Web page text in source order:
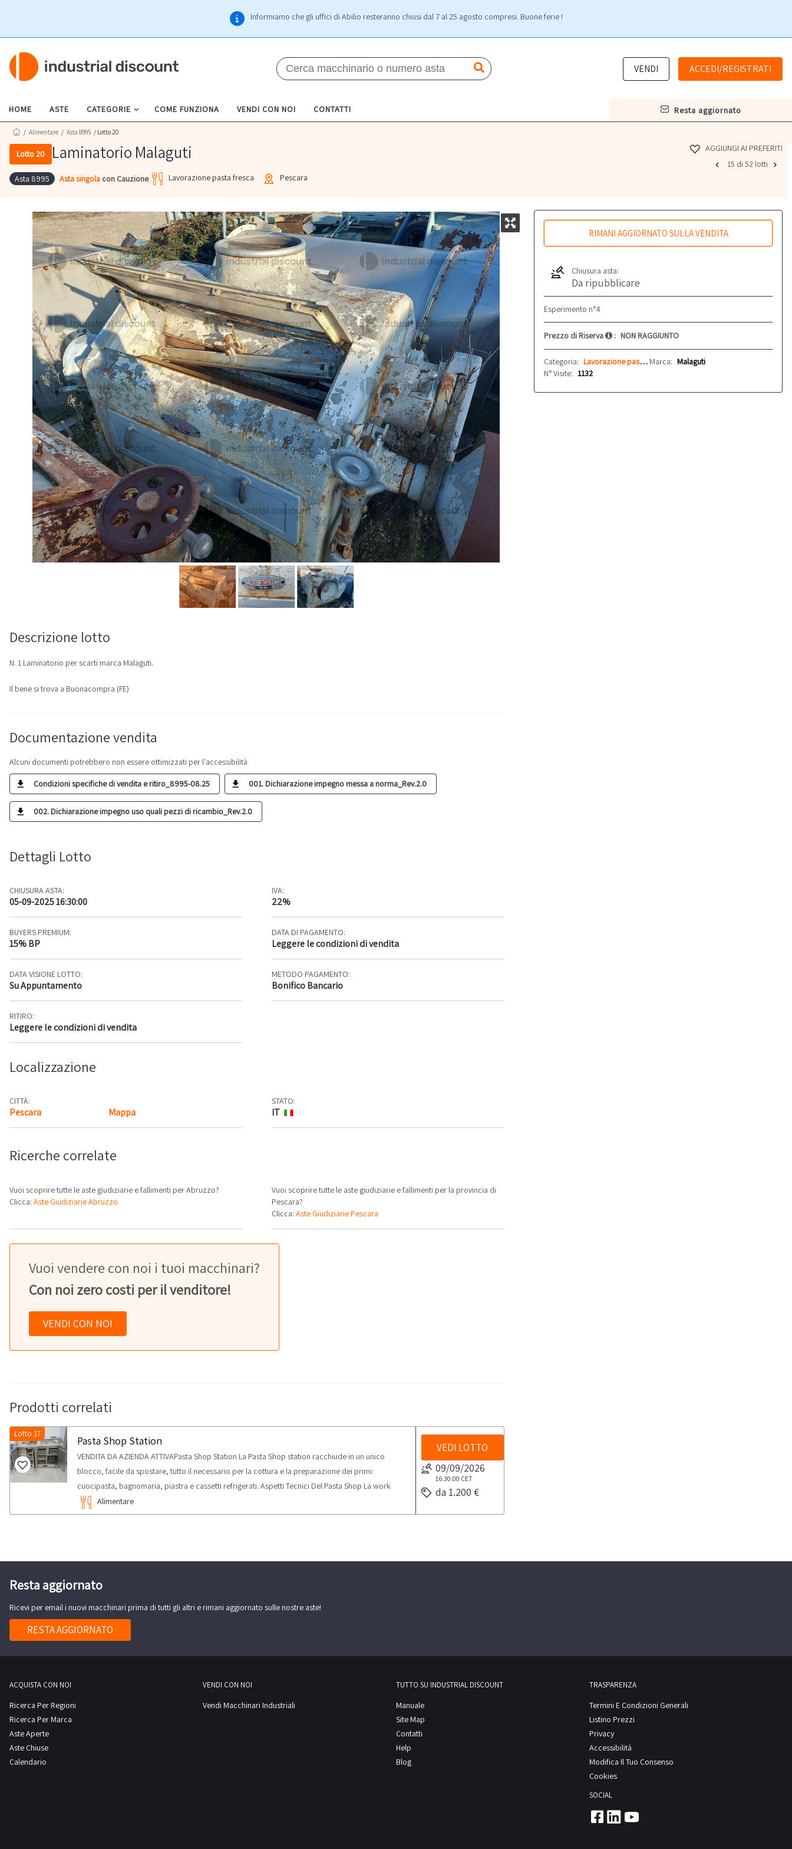
Informiamo che gli uffici di Abilio resteranno chiusi dal 7 al 25 agosto compresi. Buone ferie !
VENDI ACCEDI/REGISTRATI
HOME ASTE CATEGORIE COME FUNZIONA VENDI CON NOI CONTATTI resta aggiornato
/ Alimentare / Asta 8995 / Lotto 20
Lotto 20 Laminatorio Malaguti
Asta 8995 Asta singola con Cauzione Lavorazione pasta fresca Pescara
AGGIUNGI AI PREFERITI
15 di 52 lotti
RIMANI AGGIORNATO SULLA VENDITA
Chiusura asta:
Da ripubblicare
Esperimento n°4
Prezzo di Riserva : NON RAGGIUNTO
Categoria: Lavorazione pasta fresca Marca: Malaguti
N° Visite: 1132
Descrizione lotto
N. 1 Laminatorio per scarti marca Malaguti.
Il bene si trova a Buonacompra (FE)
Documentazione vendita
Alcuni documenti potrebbero non essere ottimizzati per l'accessibilità
Condizioni specifiche di vendita e ritiro_8995-08.25 001. Dichiarazione impegno messa a norma_Rev.2.0
002. Dichiarazione impegno uso quali pezzi di ricambio_Rev.2.0
Dettagli Lotto
CHIUSURA ASTA:
05-09-2025 16:30:00
IVA:
22%
BUYERS PREMIUM:
15% BP
DATA DI PAGAMENTO:
Leggere le condizioni di vendita
DATA VISIONE LOTTO:
Su Appuntamento
METODO PAGAMENTO:
Bonifico Bancario
RITIRO:
Leggere le condizioni di vendita
Localizzazione
CITTÀ:
Pescara Mappa
STATO:
IT
Ricerche correlate
Vuoi scoprire tutte le aste giudiziarie e fallimenti per Abruzzo?
Clicca: Aste Giudiziarie Abruzzo
Vuoi scoprire tutte le aste giudiziarie e fallimenti per la provincia di
Pescara?
Clicca:Aste Giudiziarie Pescara
Vuoi vendere con noi i tuoi macchinari?
Con noi zero costi per il venditore!
VENDI CON NOI
Prodotti correlati
Lotto 17
Pasta Shop Station
VENDITA DA AZIENDA ATTIVAPasta Shop Station La Pasta Shop station racchiude in un unico
blocco, facile da spostare, tutto il necessario per la cottura e la preparazione dei primi:
cuocipasta, bagnomaria, piastra e cassetti refrigerati. Aspetti Tecnici Del Pasta Shop La work
station si presenta come un blocco assemblato con strumenti professionali delle dimensioni mm
L=2090 – P=960 H=930 Le attrezzature che costituiscono la station sono: 1. Quandro generale 2.
esercizio, ed il funzionamento distinto delle tre serpentine 3. Bagnomaria con regolazione
5. Cella refrigerata con saladette con regolazone elettronica della temperatura di esercizio 6.
Lavello completo di doccetta e ruinetto lavamani con comando a gomito Caratteristiche tecniche -
Materiale scocca/telaio AISI 304 -Vasche AISI 316 AISI 304 -Dimensioni vasche gastronorm -
Impianto frigorifero con Refrigerante e condesazione ad aria -Cuocipasta con resistenza con
Mappano (TO) Scarica i documenti dalla sezione documentazione lotto
Alimentare
VEDI LOTTO
09/09/2026
16:30:00 CET
da 1.200 €
Resta aggiornato
Ricevi per email i nuovi macchinari prima di tutti gli altri e rimani aggiornato sulle nostre aste!
RESTA AGGIORNATO
ACQUISTA CON NOI
Ricerca Per Regioni
Ricerca Per Marca
Aste Aperte
Aste Chiuse
Calendario
VENDI CON NOI
Vendi Macchinari Industriali
TUTTO SU INDUSTRIAL DISCOUNT
Manuale
Site Map
Contatti
Help
Blog
TRASPARENZA
Termini E Condizioni Generali
Listino Prezzi
Privacy
Accessibilità
Modifica Il Tuo Consenso
Cookies
SOCIAL